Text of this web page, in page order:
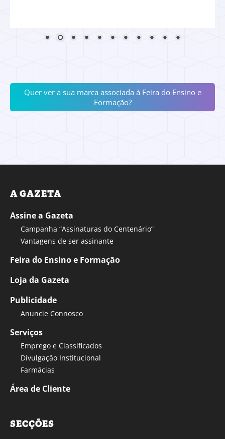
Quer ver a sua marca associada à Feira do Ensino e
Formação?
A GAZETA
Assine a Gazeta
Campanha “Assinaturas do Centenário”
Vantagens de ser assinante
Feira do Ensino e Formação
Loja da Gazeta
Publicidade
Anuncie Connosco
Serviços
Emprego e Classificados
Divulgação Institucional
Farmácias
Área de Cliente
SECÇÕES